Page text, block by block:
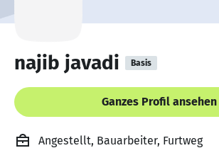
najib javadi Basis
Ganzes Profil ansehen
Angestellt, Bauarbeiter, Furtweg